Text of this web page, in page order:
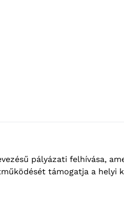
pályázati felhívása,
támogatja a helyi